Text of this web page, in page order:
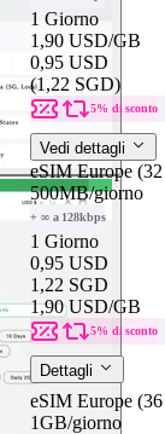
1 Giorno
1,90 USD/GB
0,95 USD
(1,22 SGD)
5% di sconto
Vedi dettagli
eSIM Europe
500MB/giorno
+ ∞ a 128kbps
1 Giorno
0,95 USD
1,22 SGD
1,90 USD/GB
5% di sconto
Dettagli
eSIM Europe
1GB/giorno